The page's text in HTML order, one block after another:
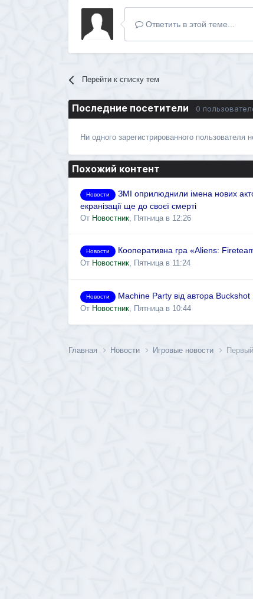
Ответить в этой теме...
Перейти к списку тем
Последние посетители 0
Ни одного зарегистрированного пользователя
Похожий контент
Новости
ЗМІ оприлюднили імена нових
екранізації ще до своєї смерті
От Новостник, Пятница в 12:26
Новости
Кооперативна гра «Aliens:
От Новостник, Пятница в 11:24
Новости
Machine Party від автора
От Новостник, Пятница в 10:44
Главная Новости Игровые новости